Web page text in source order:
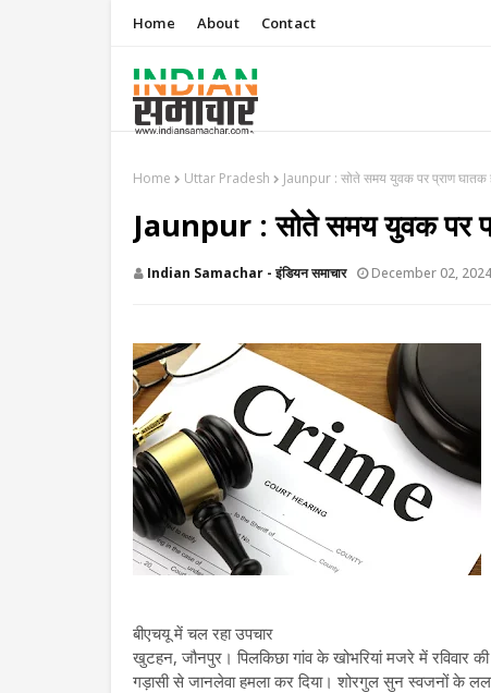
Home About Contact
Home Uttar Pradesh ​Jaunpur : सोते समय युवक पर प्राण घातक
​Jaunpur : सोते समय युवक पर
Indian Samachar - इंडियन समाचार December 02, 2024
बीएचयू में चल रहा उपचार
खुटहन, जौनपुर। पिलकिछा गांव के खोभरियां मजरे में रविवार
गड़ासी से जानलेवा हमला कर दिया। शोरगुल सुन स्वजनों के